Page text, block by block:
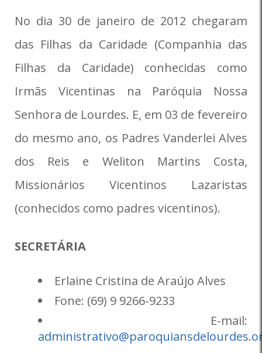
No dia 30 de janeiro de 2012 chegaram
das Filhas da Caridade (Companhia das
Filhas da Caridade) conhecidas como
Irmãs Vicentinas na Paróquia Nossa
Senhora de Lourdes. E, em 03 de fevereiro
do mesmo ano, os Padres Vanderlei Alves
dos Reis e Weliton Martins Costa,
Missionários Vicentinos Lazaristas
(conhecidos como padres vicentinos).
SECRETÁRIA
Erlaine Cristina de Araújo Alves
Fone: (69) 9 9266-9233
E-mail: